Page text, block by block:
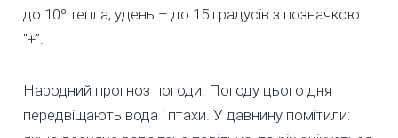
до 10º тепла, удень – до 15 градусів з позначкою
"+”.
Народний прогноз погоди: Погоду цього дня
передвіщають вода і птахи. У давнину помітили: